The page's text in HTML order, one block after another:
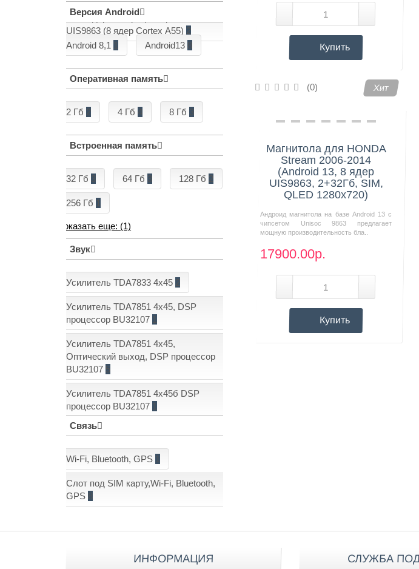
8-ми ядерный процессор Unisoc
UIS9863 (8 ядер Cortex А55)
Версия Android
Android 8,1 1 Android13 8
Оперативная память
2 Гб 4 Гб 4 8 Гб 3
Встроенная память
32 Гб 3 64 Гб 3 128 Гб
256 Гб 1
Показать еще: (1)
Звук
Усилитель TDA7833 4x45
Усилитель TDA7851 4x45, DSP
процессор BU32107 1
Усилитель TDA7851 4x45,
Оптический выход, DSP процессор
BU32107 5
Усилитель TDA7851 4x45б DSP
процессор BU32107 1
Показать еще: (1)
Связь
Wi-Fi, Bluetooth, GPS 1
Слот под SIM карту,Wi-Fi, Bluetooth,
GPS 8
Купить
(0) Хит
Магнитола для HONDA
Stream 2006-2014
(Android 13, 8 ядер
UIS9863, 2+32Гб, SIM,
QLED 1280x720)
Андроид магнитола на базе Android 13 с
чипсетом Unisoc 9863 предлагает
мощную производительность бла..
17900.00р.
Купить
ИНФОРМАЦИЯ СЛУЖБА